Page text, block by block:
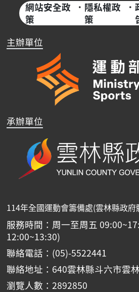
網站安全政
策
· 隱私權政
策
·
主辦單位
承辦單位
114年全國運動會籌備處(雲林縣政府
服務時間：周一至周五
12:00~13:30)
聯絡電話：(05)-5522441
聯絡地址：640雲林縣斗六市雲
瀏覽人數：2892850